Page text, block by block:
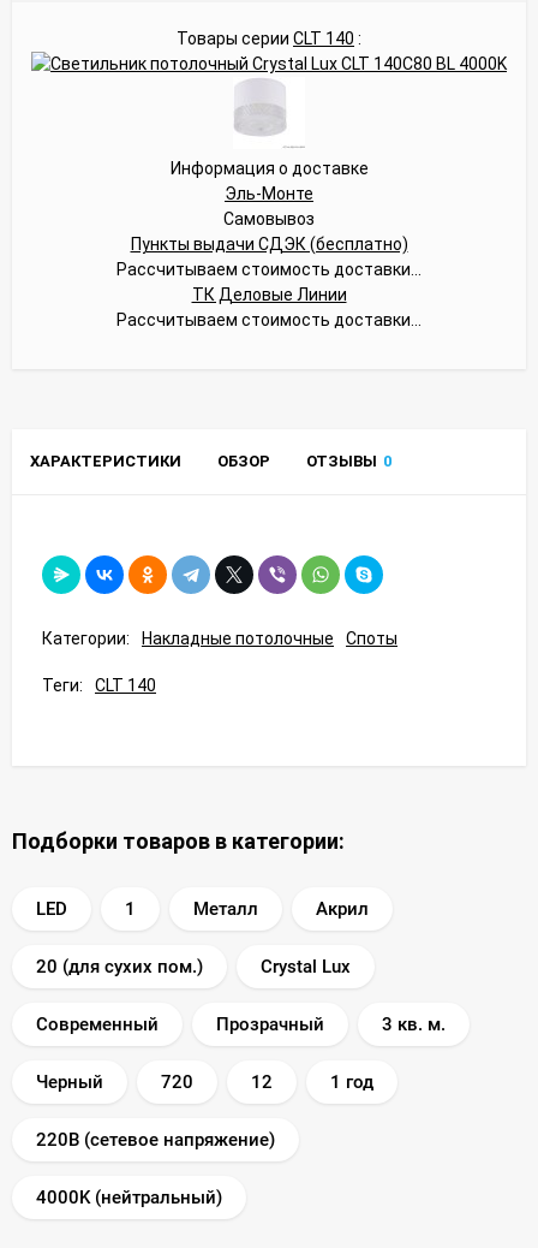
Товары серии CLT 140 :
Информация о доставке
Эль-Монте
Самовывоз
Пункты выдачи СДЭК (бесплатно)
Рассчитываем стоимость доставки...
ТК Деловые Линии
Рассчитываем стоимость доставки...
ХАРАКТЕРИСТИКИ ОБЗОР ОТЗЫВЫ 0
Категории: Накладные потолочные Споты
Теги: CLT 140
Подборки товаров в категории:
LED 1 Металл Акрил
20 (для сухих пом.) Crystal Lux
Современный Прозрачный 3 кв. м.
Черный 720 12 1 год
220В (сетевое напряжение)
4000K (нейтральный)